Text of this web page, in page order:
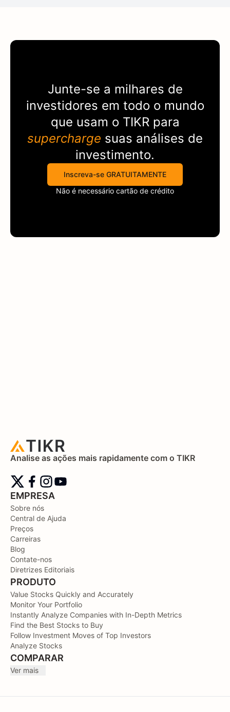
Junte-se a milhares de
investidores em todo o mundo
que usam o TIKRpara
supercharge suas análises de
investimento.
Inscreva-se GRATUITAMENTE
Não é necessário cartão de crédito
Analise as ações mais rapidamente com o TIKR
EMPRESA
Sobre nós
Central de Ajuda
Preços
Carreiras
Blog
Contate-nos
Diretrizes Editoriais
PRODUTO
Value Stocks Quickly and Accurately
Monitor Your Portfolio
Instantly Analyze Companies with In-Depth Metrics
Find the Best Stocks to Buy
Follow Investment Moves of Top Investors
Analyze Stocks
COMPARAR
Ver mais